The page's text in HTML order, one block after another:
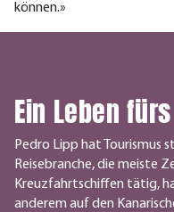
können.»
Ein Leben
Pedro Lipp hat Tourismus
Reisebranche, die meiste
Kreuzfahrtschiffen tätig,
anderem auf den